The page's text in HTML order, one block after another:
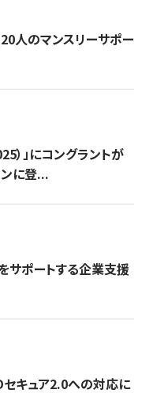
人のマンスリーサポー
）」にコングラントが
に登...
サポートする企業支援
セキュア2.0への対応に